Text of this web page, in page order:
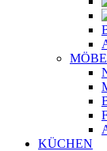
KÜCHEN